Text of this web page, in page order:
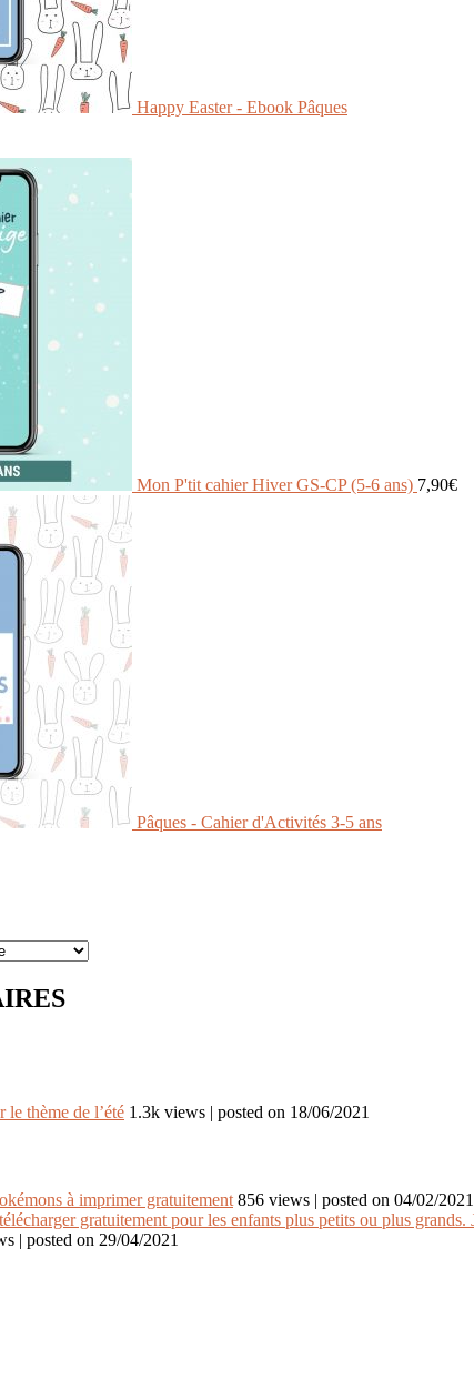
Happy Easter - Ebook Pâques
Mon P'tit cahier Hiver GS-CP (5-6 ans) 7,90€
Pâques - Cahier d'Activités 3-5 ans
le thème de l’été 1.3k views | posted on 18/06/2021
à imprimer gratuitement 856 views | posted on 04/02/2021
| posted on 29/04/2021